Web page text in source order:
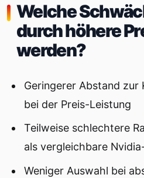
Welche
durch höhere
werden?
Geringerer Abstand zur
bei der Preis-Leistung
Teilweise schlechtere
als vergleichbare
Weniger Auswahl bei